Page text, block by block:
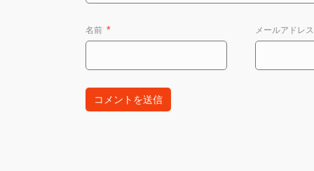
名前 * メールアドレス